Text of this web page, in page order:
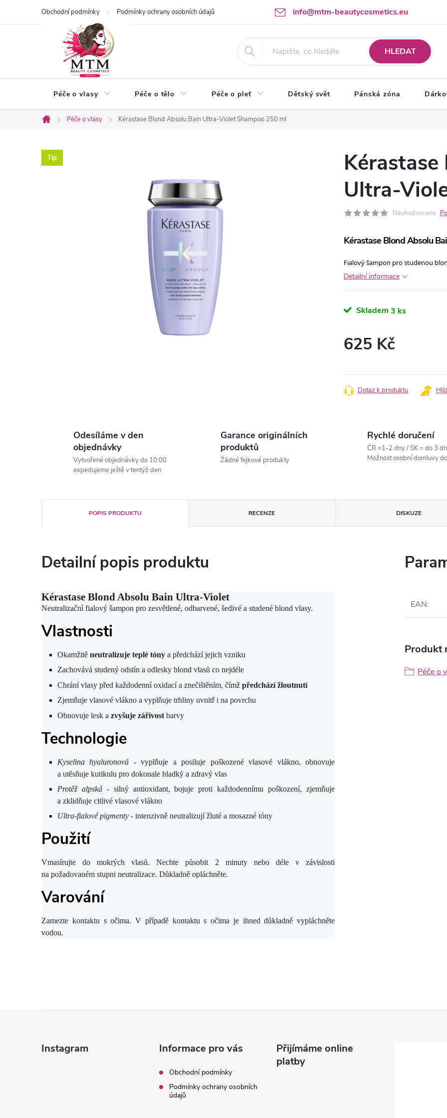
info@mtm-beautycosmetics.eu
Obchodní podmínky Podmínky ochrany osobních údajů
HLEDAT
Péče o vlasy Péče o tělo Péče o pleť Dětský svět Pánská zóna
Domů
Péče o vlasy Kérastase Blond Absolu Bain Ultra-Violet Shampoo 250 ml
Tip
Ultra-
Neohodnoceno
Kérastase Blond Absolu
Fialový šampon pro studenou
Detailní informace
Skladem 3 ks
625 Kč
Dotaz k produktu
Odesíláme v den
objednávky
Vytvořené objednávky do 10:00
expedujeme ještě v tentýž den
Garance originálních
produktů
Žádné fejkové produkty
Rychlé doručení
ČR =1-2 dny / SK = do 3
Možnost osobní domluvy
POPIS PRODUKTU RECENZE DISKUZE
Detailní popis produktu
Kérastase Blond Absolu Bain Ultra-Violet
Neutralizační fialový šampon pro zesvětlené, odbarvené, šedivé a studené blond vlasy.
Vlastnosti
Okamžitě neutralizuje teplé tóny a předchází jejich vzniku
Zachovává studený odstín a odlesky blond vlasů co nejdéle
Chrání vlasy před každodenní oxidací a znečištěním, čímž předchází žloutnutí
Zjemňuje vlasové vlákno a vyplňuje trhliny uvnitř i na povrchu
Obnovuje lesk a zvyšuje zářivost barvy
Technologie
Kyselina hyaluronová - vyplňuje a posiluje poškozené vlasové vlákno, obnovuje
a utěsňuje kutikulu pro dokonale hladký a zdravý vlas
Protěž alpská - silný antioxidant, bojuje proti každodennímu poškození, zjemňuje
a zklidňuje citlivé vlasové vlákno
Ultra-fialové pigmenty - intenzivně neutralizují žluté a mosazné tóny
Použití
Vmasírujte do mokrých vlasů. Nechte působit 2 minuty nebo déle v závislosti
na požadovaném stupni neutralizace. Důkladně opláchněte.
Varování
Zamezte kontaktu s očima. V případě kontaktu s očima je ihned důkladně vypláchněte
vodou.
EAN:
Produkt
Péče o
Instagram Informace pro vás
Obchodní podmínky
Podmínky ochrany osobních
údajů
Přijímáme online
platby